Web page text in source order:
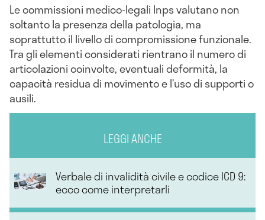
Le commissioni medico-legali Inps valutano non
soltanto la presenza della patologia, ma
soprattutto il livello di compromissione funzionale.
Tra gli elementi considerati rientrano il numero di
articolazioni coinvolte, eventuali deformità, la
capacità residua di movimento e l’uso di supporti o
ausili.
LEGGI ANCHE
Verbale di invalidità civile e codice ICD 9:
ecco come interpretarli